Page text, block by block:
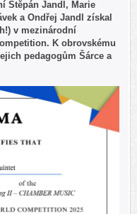
Štěpán Jandl, Marie
a Ondřej Jandl získal
v mezinárodní
K obrovskému
pedagogům Šárce a